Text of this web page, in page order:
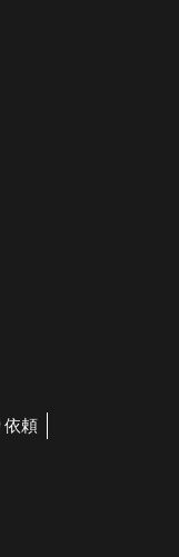
依頼